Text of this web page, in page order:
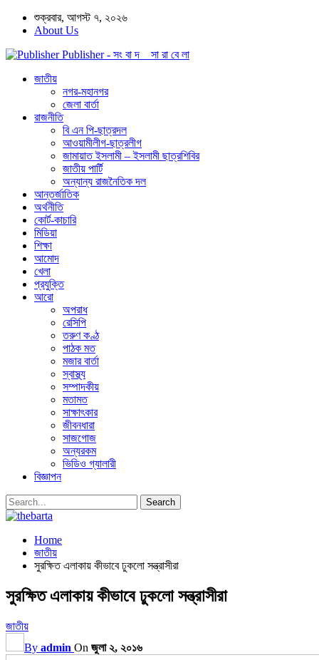
শুক্রবার, আগস্ট ৭, ২০২৬
About Us
Publisher - সং বা দ সা রা বে লা
জাতীয়
নগর-মহানগর
জেলা বার্তা
রাজনীতি
বি এন পি-ছাত্রদল
আওয়ামীলীগ-ছাত্রলীগ
জামায়াত ইসলামী – ইসলামী ছাত্রশিবির
জাতীয় পার্টি
অন্যান্য রাজনৈতিক দল
আন্তর্জাতিক
অর্থনীতি
কোর্ট-কাচারি
মিডিয়া
শিক্ষা
আমোদ
খেলা
প্রযুক্তি
আরো
অপরাধ
রেসিপি
তরুণ কণ্ঠ
পাঠক মত
মজার বার্তা
স্বাস্থ্য
সম্পাদকীয়
মতামত
সাক্ষাৎকার
জীবনধারা
সাজগোজ
অন্যরকম
ভিডিও গ্যালারী
বিজ্ঞাপন
Home
জাতীয়
সুরক্ষিত এলাকায় কীভাবে ঢুকলো সন্ত্রাসীরা
সুরক্ষিত এলাকায় কীভাবে ঢুকলো সন্ত্রাসীরা
জাতীয়
By admin On জুলা ২, ২০১৬